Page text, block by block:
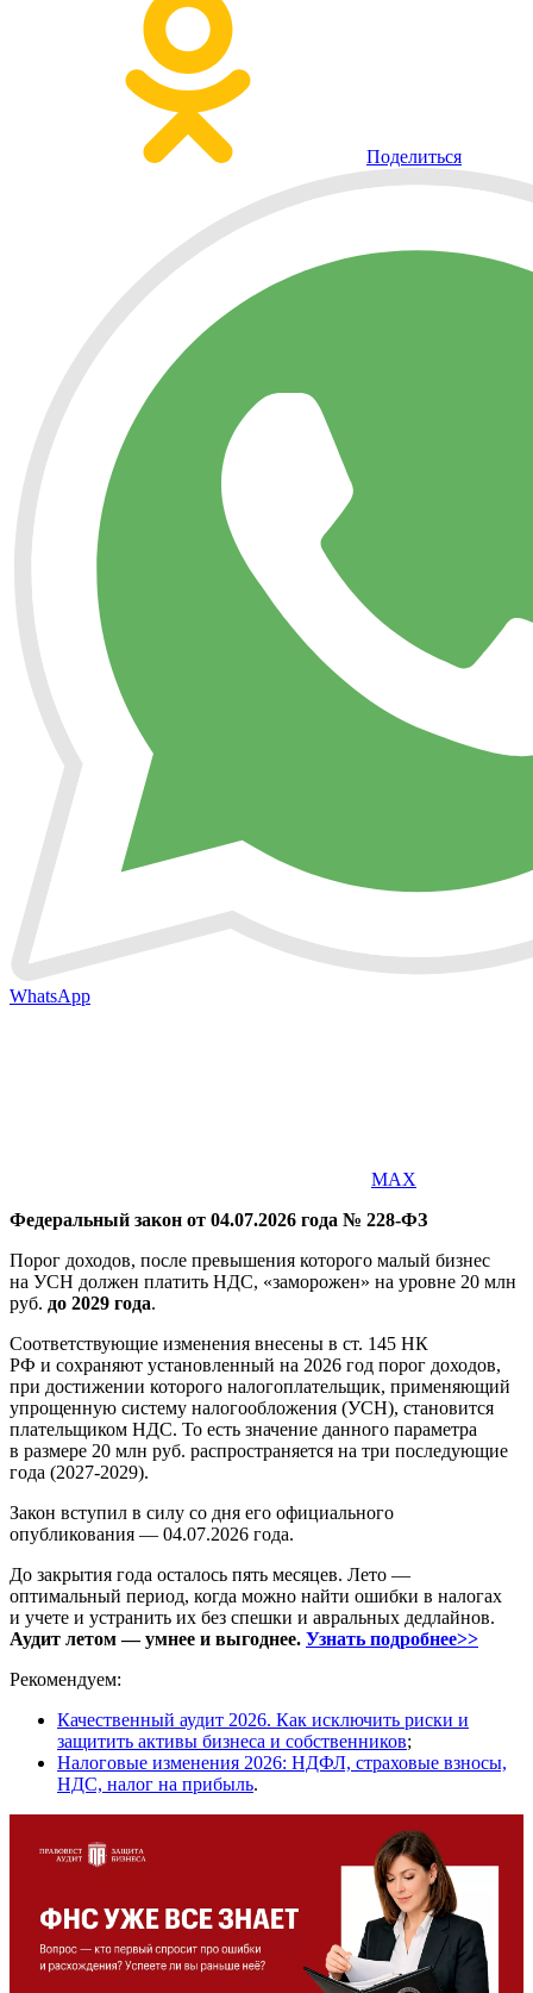
Поделиться
WhatsApp
MAX
Федеральный закон от 04.07.2026 года № 228-ФЗ
Порог доходов, после превышения которого малый бизнес
на УСН должен платить НДС, «заморожен» на уровне 20 млн
руб. до 2029 года.
Соответствующие изменения внесены в ст. 145 НК
РФ и сохраняют установленный на 2026 год порог доходов,
при достижении которого налогоплательщик, применяющий
упрощенную систему налогообложения (УСН), становится
плательщиком НДС. То есть значение данного параметра
в размере 20 млн руб. распространяется на три последующие
года (2027-2029).
Закон вступил в силу со дня его официального
опубликования — 04.07.2026 года.
До закрытия года осталось пять месяцев. Лето —
оптимальный период, когда можно найти ошибки в налогах
и учете и устранить их без спешки и авральных дедлайнов.
Аудит летом — умнее и выгоднее. Узнать подробнее>>
Рекомендуем:
Качественный аудит 2026. Как исключить риски и
защитить активы бизнеса и собственников;
Налоговые изменения 2026: НДФЛ, страховые взносы,
НДС, налог на прибыль.